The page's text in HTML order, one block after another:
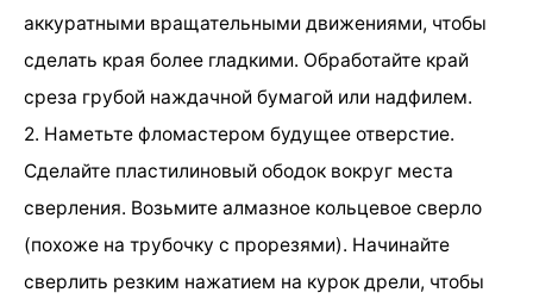
аккуратными вращательными движениями, чтобы
сделать края более гладкими. Обработайте край
среза грубой наждачной бумагой или надфилем.
2. Наметьте фломастером будущее отверстие.
Сделайте пластилиновый ободок вокруг места
сверления. Возьмите алмазное кольцевое сверло
(похоже на трубочку с прорезями). Начинайте
сверлить резким нажатием на курок дрели, чтобы